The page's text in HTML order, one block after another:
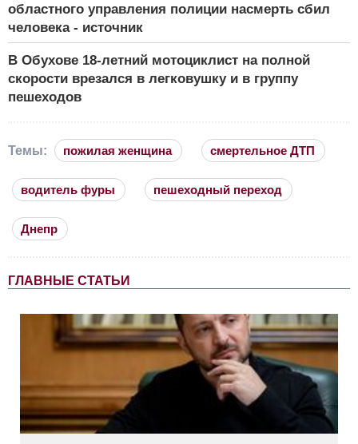
областного управления полиции насмерть сбил
человека - источник
В Обухове 18-летний мотоциклист на полной
скорости врезался в легковушку и в группу
пешеходов
Темы: пожилая женщина смертельное ДТП
водитель фуры пешеходный переход
Днепр
ГЛАВНЫЕ СТАТЬИ